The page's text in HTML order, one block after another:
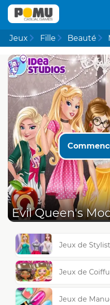
Jeux Fille Beauté
Jeux de
Jeux de
Jeux de